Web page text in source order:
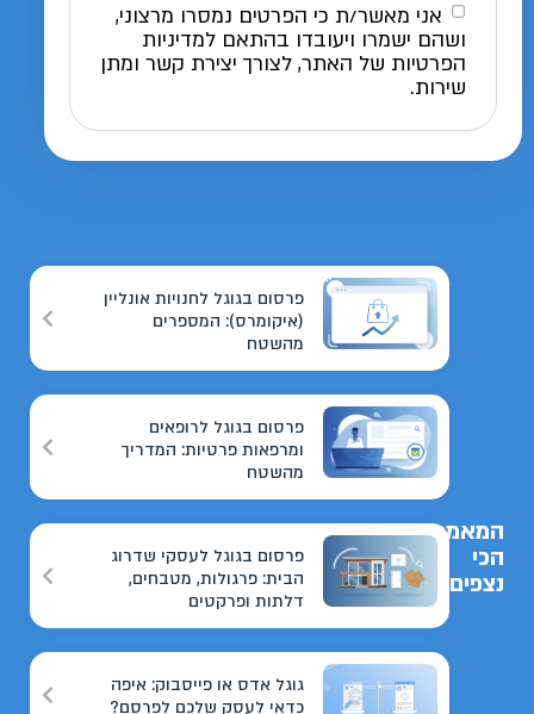
אני מאשר/ת כי הפרטים נמסרו מרצוני,
ושהם ישמרו ויעובדו בהתאם למדיניות
הפרטיות של האתר, לצורך יצירת קשר ומתן
שירות.
המאמרים
הכי
נצפים
פרסום בגוגל לחנויות אונליין
(איקומרס): המספרים
מהשטח
פרסום בגוגל לרופאים
ומרפאות פרטיות: המדריך
מהשטח
פרסום בגוגל לעסקי שדרוג
הבית: פרגולות, מטבחים,
דלתות ופרקטים
גוגל אדס או פייסבוק: איפה
כדאי לעסק שלכם לפרסם?